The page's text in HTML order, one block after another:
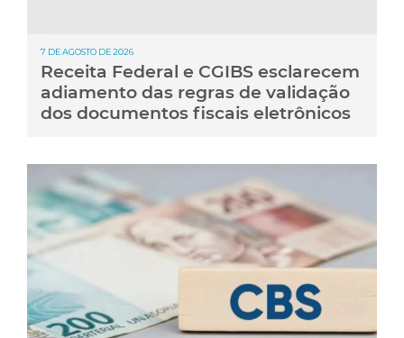
7 DE AGOSTO DE 2026
Receita Federal e CGIBS esclarecem
adiamento das regras de validação
dos documentos fiscais eletrônicos